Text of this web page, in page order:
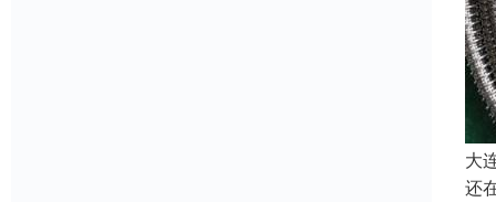
大
还